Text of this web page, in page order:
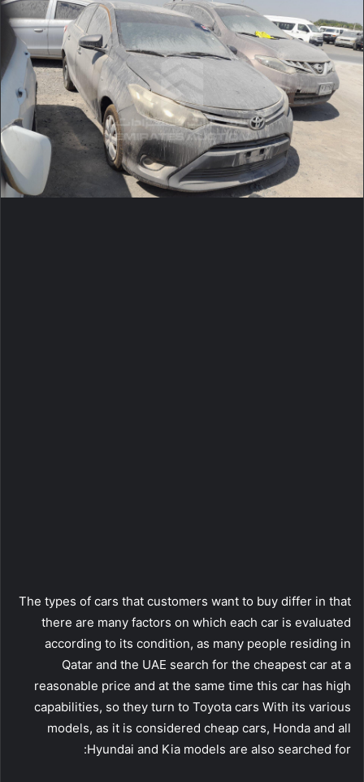
The types of cars that customers want to buy differ in that
there are many factors on which each car is evaluated
according to its condition, as many people residing in
Qatar and the UAE search for the cheapest car at a
reasonable price and at the same time this car has high
capabilities, so they turn to Toyota cars With its various
models, as it is considered cheap cars, Honda and all
Hyundai and Kia models are also searched for: